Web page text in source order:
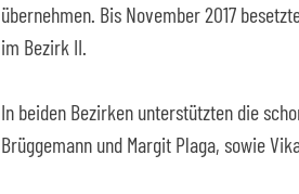
übernehmen. Bis November 2017
im Bezirk II.
In beiden Bezirken unterstützten die
Brüggemann und Margit Plaga, sowie